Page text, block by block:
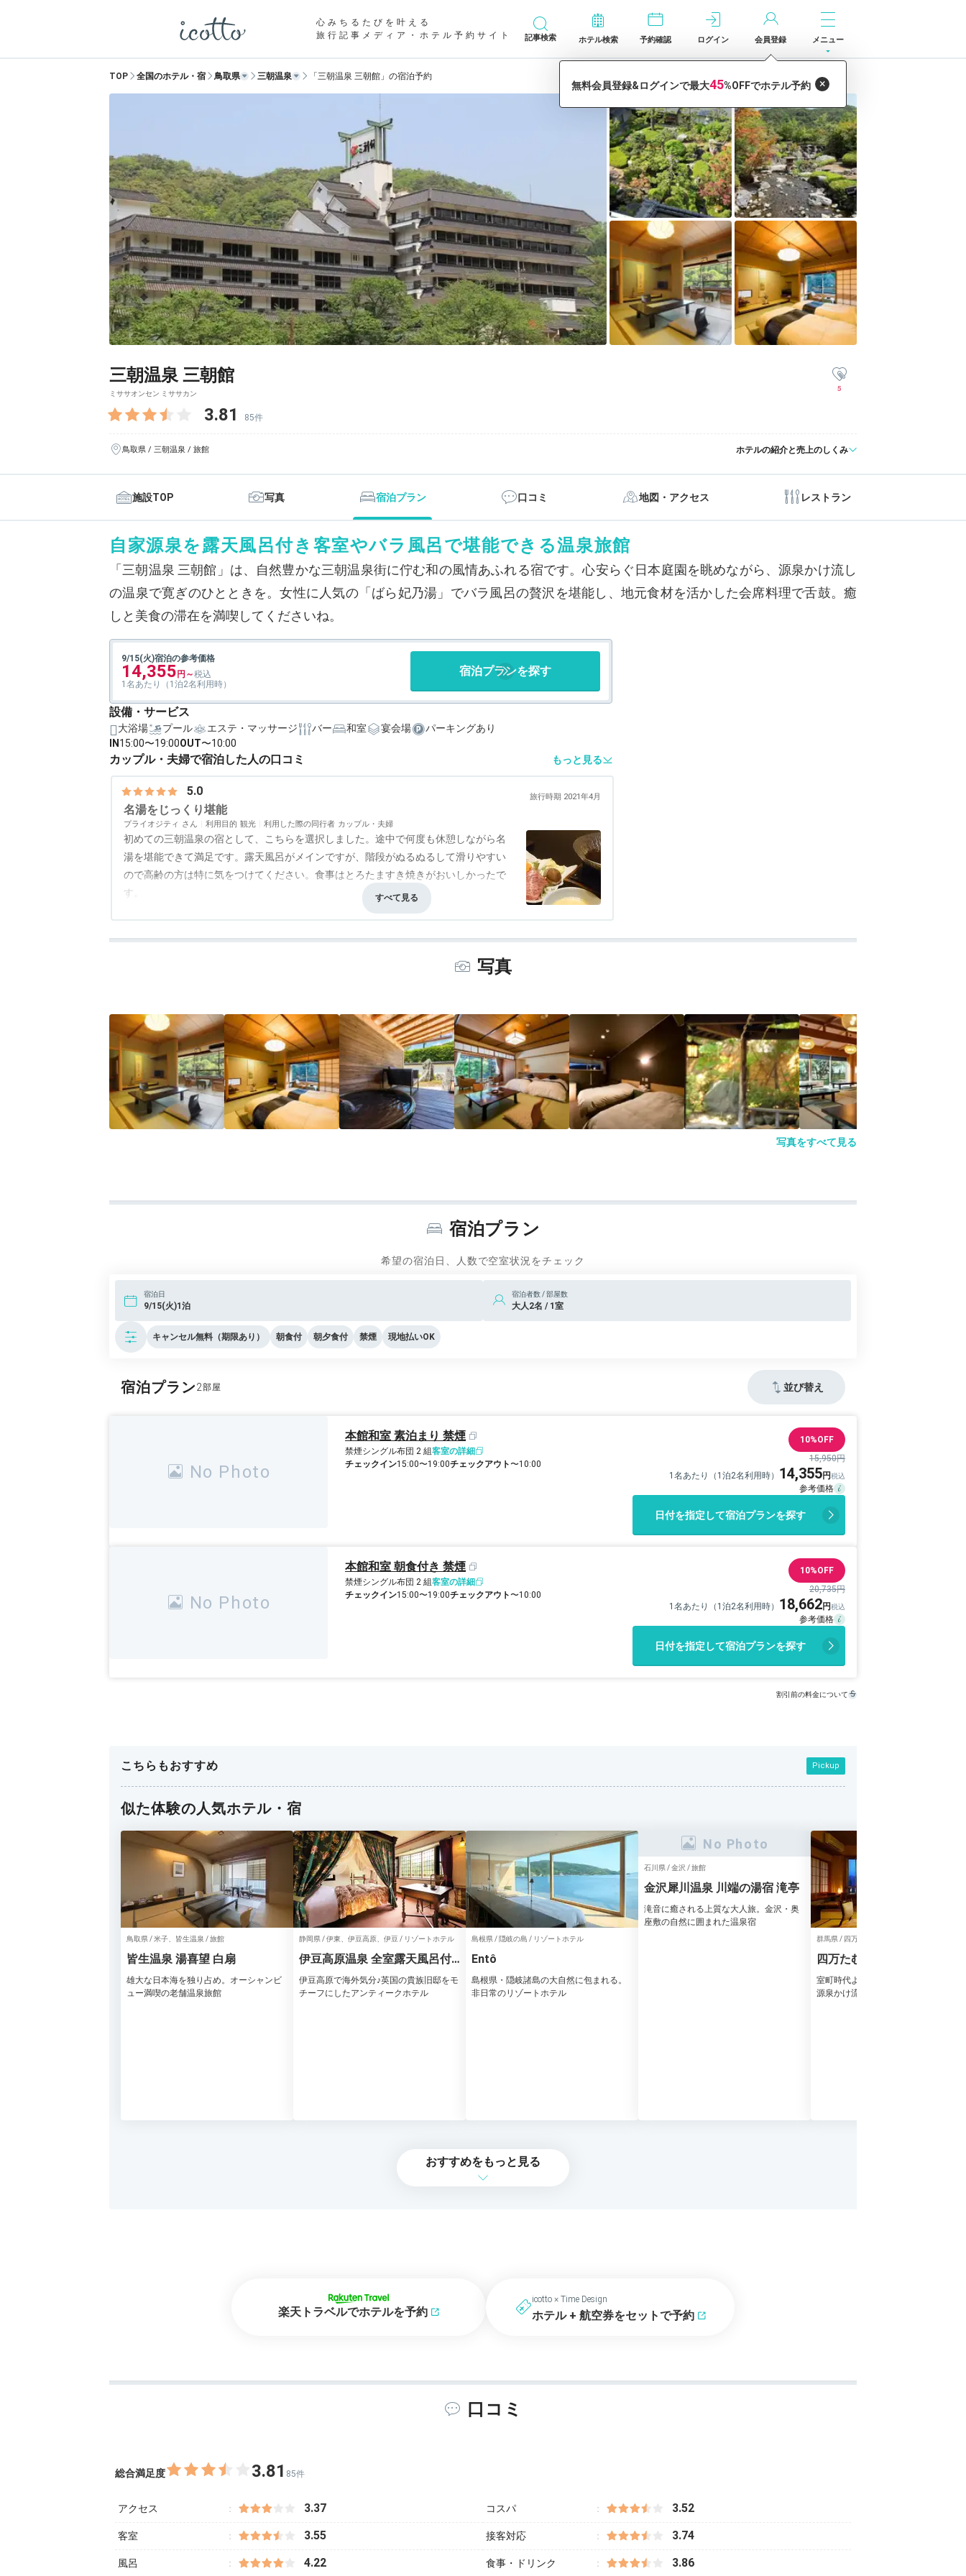
心みちるたびを叶える
旅行記事メディア・ホテル予約サイト
記事検索 ホテル検索 予約確認 ログイン 会員登録 メニュー
TOP 全国のホテル・宿 鳥取県 三朝温泉 「三朝温泉 三朝館」の宿泊予約
三朝温泉 三朝館
ミササオンセン ミササカン
3.81 85件
5
鳥取県 / 三朝温泉 / 旅館 ホテルの紹介と売上のしくみ
施設TOP 写真 宿泊プラン 口コミ 地図・アクセス レストラン
自家源泉を露天風呂付き客室やバラ風呂で堪能できる温泉旅館
「三朝温泉 三朝館」は、自然豊かな三朝温泉街に佇む和の風情あふれる宿です。心安らぐ日本庭園を眺めながら、源泉かけ流し
の温泉で寛ぎのひとときを。女性に人気の「ばら妃乃湯」でバラ風呂の贅沢を堪能し、地元食材を活かした会席料理で舌鼓。癒
しと美食の滞在を満喫してくださいね。
9/15(火)宿泊の参考価格
14,355
1名あたり（1泊2名利用時）
宿泊プランを探す
設備・サービス
大浴場 プール エステ・マッサージ バー 和室 宴会場
パーキングあり
IN 15:00〜19:00OUT〜10:00
カップル・夫婦で宿泊した人の口コミ もっと見る
5.0 旅行時期 2021年4月
名湯をじっくり堪能
プライオジティ 利用目的 観光 利用した際の同行者 カップル・夫婦
初めての三朝温泉の宿として、こちらを選択しました。途中で何度も休憩しながら名
湯を堪能できて満足です。露天風呂がメインですが、階段がぬるぬるして滑りやすい
ので高齢の方は特に気をつけてください。食事はとろたますき焼きがおいしかったで
す。
5.0 バリアフリー評価なし
写真
写真をすべて見る
宿泊プラン
希望の宿泊日、人数で空室状況をチェック
宿泊日
9/15(火)1泊
宿泊者数 / 部屋数
大人2名 / 1室
キャンセル無料（期限あり） 朝食付 朝夕食付 禁煙 現地払いOK
宿泊プラン2 並び替え
本館和室 素泊まり 禁煙
禁煙シングル布団 2 組客室の詳細
チェックイン15:00〜19:00チェックアウト〜10:00
10%OFF
15,950円
1名あたり（1泊2名利用時） 14,355
日付を指定して宿泊プランを探す
本館和室 朝食付き 禁煙
禁煙シングル布団 2 組客室の詳細
チェックイン15:00〜19:00チェックアウト〜10:00
10%OFF
20,735円
1名あたり（1泊2名利用時） 18,662
日付を指定して宿泊プランを探す
割引前の料金について
こちらもおすすめ Pickup
似た体験の人気ホテル・宿
鳥取県 / 米子、皆生温泉 / 旅館
皆生温泉 湯喜望 白扇
雄大な日本海を独り占め。オーシャンビ
ュー満喫の老舗温泉旅館
静岡県 / 伊東、伊豆高原、伊豆 / リゾートホテル
伊豆高原温泉 全室露天風呂付
英国調ホテル かえで庵
伊豆高原で海外気分♪英国の貴族旧邸をモ
チーフにしたアンティークホテル
島根県 / 隠岐の島 / リゾートホテル
Entô
島根県・隠岐諸島の大自然に包まれる。
非日常のリゾートホテル
石川県 / 金沢 / 旅館
金沢犀川温泉 川端の湯宿 滝亭
滝音に癒される上質な大人旅。金沢・奥
座敷の自然に囲まれた温泉宿
群馬県 / 四万温泉 / 旅館
四万たむら
室町時代より続く歴史旅館。7つの湯
源泉かけ流し湯を満喫できる宿
おすすめをもっと見る
楽天トラベルでホテルを予約
icotto × Time Design
ホテル + 航空券をセットで予約
口コミ
総合満足度 3.81 85件
アクセス 3.37 コスパ 3.52
客室 3.55 接客対応 3.74
風呂 4.22 食事・ドリンク 3.86